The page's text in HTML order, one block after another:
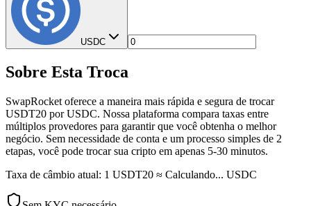
USDC
Sobre Esta Troca
SwapRocket oferece a maneira mais rápida e segura de trocar
USDT20 por USDC. Nossa plataforma compara taxas entre
múltiplos provedores para garantir que você obtenha o melhor
negócio. Sem necessidade de conta e um processo simples de 2
etapas, você pode trocar sua cripto em apenas 5-30 minutos.
Taxa de câmbio atual: 1 USDT20 ≈ Calculando... USDC